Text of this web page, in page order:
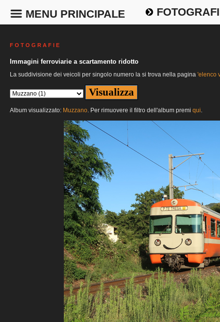
MENU PRINCIPALE
F O T O G R A F I E
Immagini ferroviarie a scartamento ridotto
La suddivisione dei veicoli per singolo numero la si trova nella pagina 'elenco
Album visualizzato: Muzzano. Per rimuovere il filtro dell'album premi qui.